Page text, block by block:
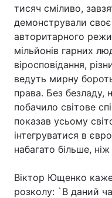
Архів
Контакти
Тема оформлення
тисяч сміливо,
демонстрували
авторитарного
мільйонів гарних
віросповідання,
ведуть мирну
права. Без безладу,
побачило світове
показав усьому
інтегруватися в
набагато більше,
Віктор Ющенко
розколу: `В даний